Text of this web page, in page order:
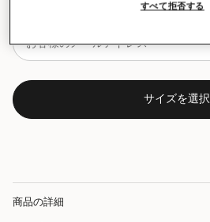
再入荷したらメールをもらう
サイズを選択
商品の詳細
すべて拒否する